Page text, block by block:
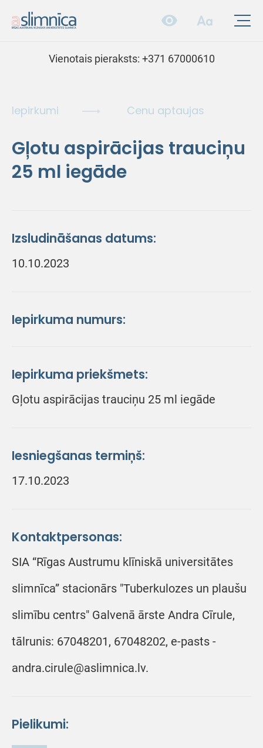
Vienotais pieraksts: +371 67000610
Iepirkumi Cenu aptaujas
Gļotu aspirācijas trauciņu
25 ml iegāde
Izsludināšanas datums:
10.10.2023
Iepirkuma numurs:
Iepirkuma priekšmets:
Gļotu aspirācijas trauciņu 25 ml iegāde
Iesniegšanas termiņš:
17.10.2023
Kontaktpersonas:
SIA “Rīgas Austrumu klīniskā universitātes
slimnīca” stacionārs "Tuberkulozes un plaušu
slimību centrs" Galvenā ārste Andra Cīrule,
tālrunis: 67048201, 67048202, e-pasts -
andra.cirule@aslimnica.lv.
Pielikumi: